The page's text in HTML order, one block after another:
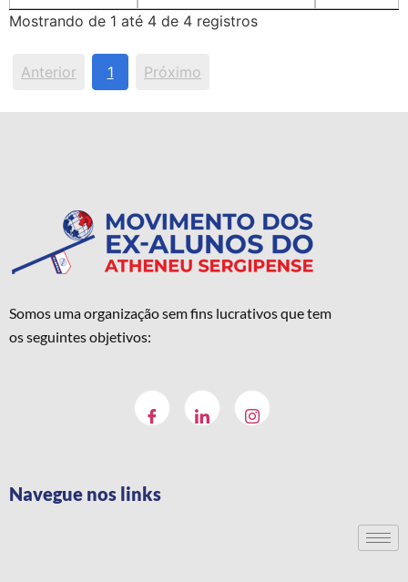
Mostrando de 1 até 4 de 4 registros
Anterior 1 Próximo
Somos uma organização sem fins lucrativos que tem
os seguintes objetivos:
Navegue nos links